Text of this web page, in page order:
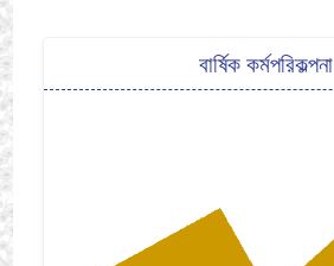
বার্ষিক কর্মপরিকল্পনা